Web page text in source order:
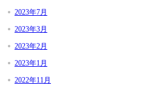
2023年7月
2023年3月
2023年2月
2023年1月
2022年11月